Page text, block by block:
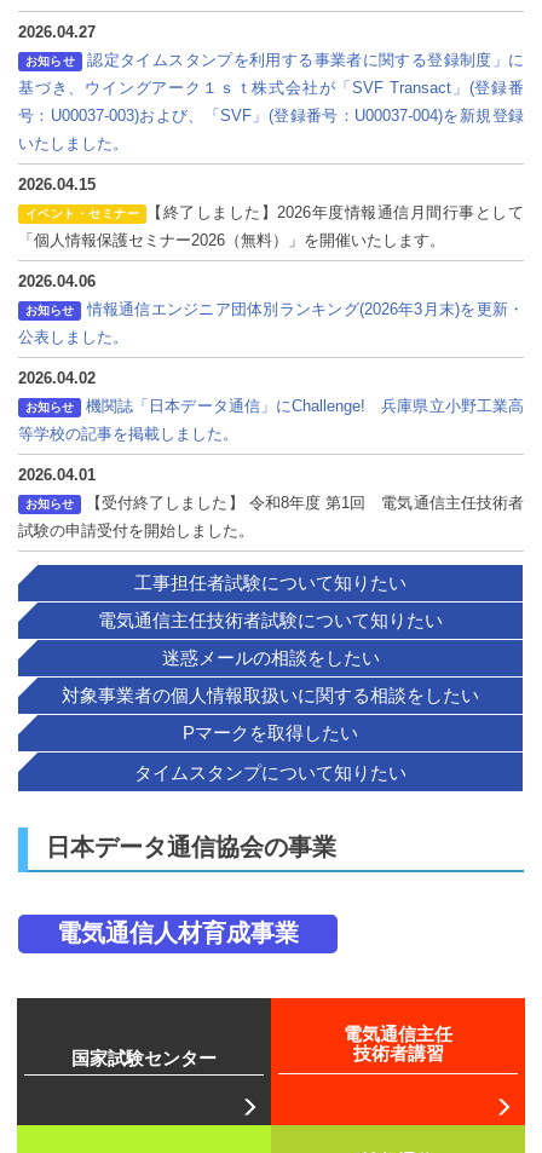
2026.04.27
お知らせ
認定タイムスタンプを利用する事業者に関する登録制度」に
基づき、ウイングアーク１ｓｔ株式会社が「SVF Transact」(登録番
号：U00037-003)および、「SVF」(登録番号：U00037-004)を新規登録
いたしました。
2026.04.15
イベント・セミナー
【終了しました】2026年度情報通信月間行事として
「個人情報保護セミナー2026（無料）」を開催いたします。
2026.04.06
お知らせ
情報通信エンジニア団体別ランキング(2026年3月末)を更新・
公表しました。
2026.04.02
お知らせ
機関誌「日本データ通信」にChallenge! 兵庫県立小野工業高
等学校の記事を掲載しました。
2026.04.01
お知らせ 【受付終了しました】 令和8年度 第1回 電気通信主任技術者
試験の申請受付を開始しました。
工事担任者試験について知りたい
電気通信主任技術者試験について知りたい
迷惑メールの相談をしたい
対象事業者の個人情報取扱いに関する相談をしたい
Pマーク を取得したい
タイムスタンプについて知りたい
日本データ通信協会の事業
電気通信人材育成事業
国家試験センター
電気通信主任
技術者講習